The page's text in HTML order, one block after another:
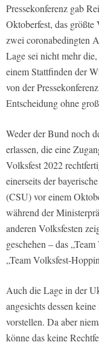
Pressekonferenz gab
Oktoberfest, das
zwei coronabedingten
Lage sei nicht mehr
einem Stattfinden der
von der
Entscheidung ohne
Weder der Bund noch
erlassen, die eine
Volksfest 2022
einerseits der
(CSU) vor einem
während der
anderen Volksfesten
geschehen – das
„Team Volksfest-
Auch die Lage in der
angesichts dessen
vorstellen. Da aber
könne das keine